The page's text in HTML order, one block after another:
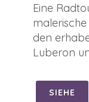
Eine
den
Luberon
SIEHE